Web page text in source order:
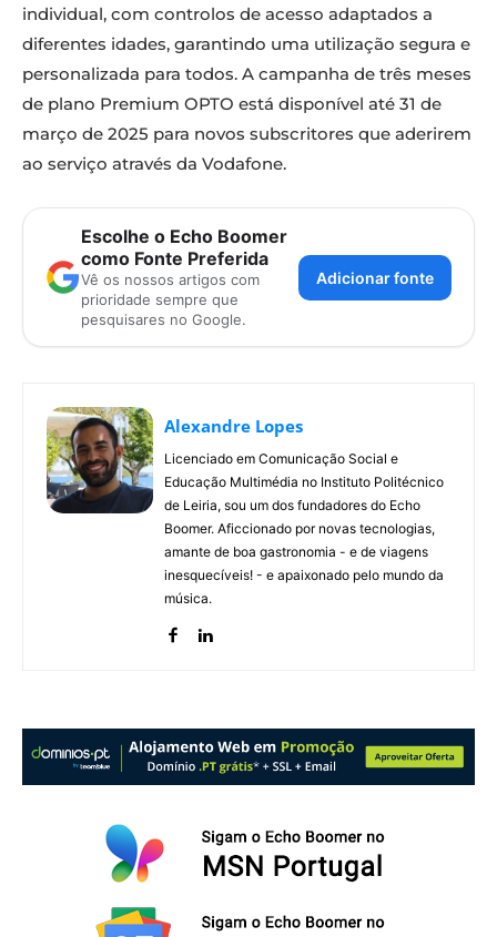
individual, com controlos de acesso adaptados a
diferentes idades, garantindo uma utilização segura e
personalizada para todos. A campanha de três meses
de plano Premium OPTO está disponível até 31 de
março de 2025 para novos subscritores que aderirem
ao serviço através da Vodafone.
Escolhe o Echo Boomer
como Fonte Preferida
Vê os nossos artigos com
prioridade sempre que
pesquisares no Google.
Adicionar fonte
Alexandre Lopes
Licenciado em Comunicação Social e
Educação Multimédia no Instituto Politécnico
de Leiria, sou um dos fundadores do Echo
Boomer. Aficcionado por novas tecnologias,
amante de boa gastronomia - e de viagens
inesquecíveis! - e apaixonado pelo mundo da
música.